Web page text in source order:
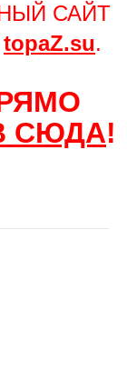
САЙТ
topaZ.su.
СЮДА!